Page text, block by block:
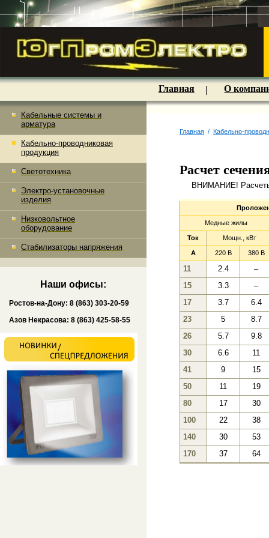
Кабельные системы и
арматура
Кабельно-проводниковая
продукция
Светотехника
Электро-установочные
изделия
Низковольтное
оборудование
Стабилизаторы напряжения
Наши офисы:
Ростов-на-Дону: 8 (863) 303-20-59
Азов Некрасова: 8 (863) 425-58-55
Главная О
Главная / Кабельно-
Расчет
ВНИМАНИЕ! Расчеты
Медные жилы
Ток Мощн., кВт
A 220 B 380 B
11 2.4
–
15
3.3
–
17
3.7
6.4
23
5
8.7
26
5.7
9.8
30
6.6
11
41
9
15
50
11
19
80
17
30
100
22
38
140
30
53
170
37 64